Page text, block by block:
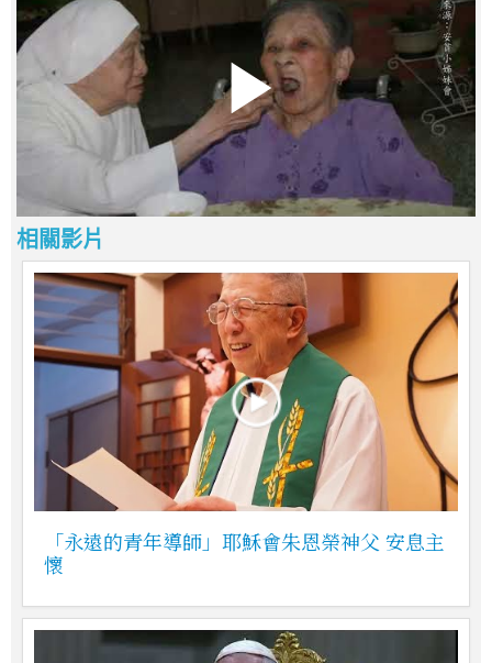
相關影片
「永遠的青年導師」耶穌會朱恩榮神父 安息主
懷